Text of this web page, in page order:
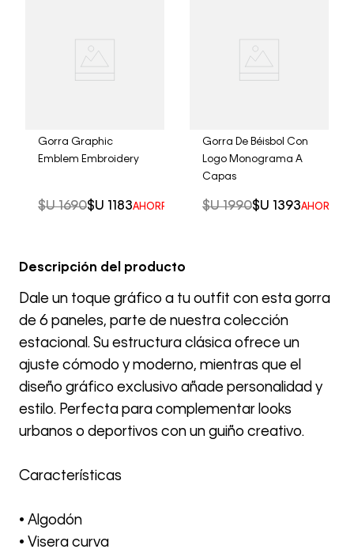
Gorra Graphic
Emblem Embroidery
$U 1690$U 1183AHORRO DEL 30%
Gorra De Béisbol Con
Logo Monograma A
Capas
$U 1990$U 1393AHORRO
Descripción del producto
Dale un toque gráfico a tu outfit con esta gorra
de 6 paneles, parte de nuestra colección
estacional. Su estructura clásica ofrece un
ajuste cómodo y moderno, mientras que el
diseño gráfico exclusivo añade personalidad y
estilo. Perfecta para complementar looks
urbanos o deportivos con un guiño creativo.
Características
• Algodón
• Visera curva